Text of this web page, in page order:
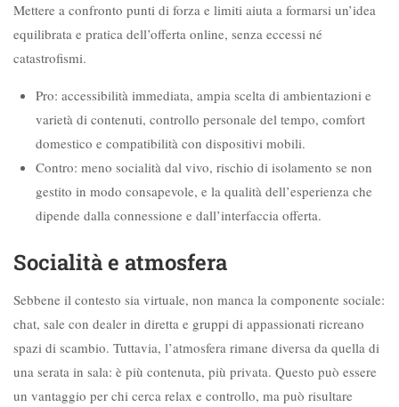
Mettere a confronto punti di forza e limiti aiuta a formarsi un’idea
equilibrata e pratica dell’offerta online, senza eccessi né
catastrofismi.
Pro: accessibilità immediata, ampia scelta di ambientazioni e
varietà di contenuti, controllo personale del tempo, comfort
domestico e compatibilità con dispositivi mobili.
Contro: meno socialità dal vivo, rischio di isolamento se non
gestito in modo consapevole, e la qualità dell’esperienza che
dipende dalla connessione e dall’interfaccia offerta.
Socialità e atmosfera
Sebbene il contesto sia virtuale, non manca la componente sociale:
chat, sale con dealer in diretta e gruppi di appassionati ricreano
spazi di scambio. Tuttavia, l’atmosfera rimane diversa da quella di
una serata in sala: è più contenuta, più privata. Questo può essere
un vantaggio per chi cerca relax e controllo, ma può risultare